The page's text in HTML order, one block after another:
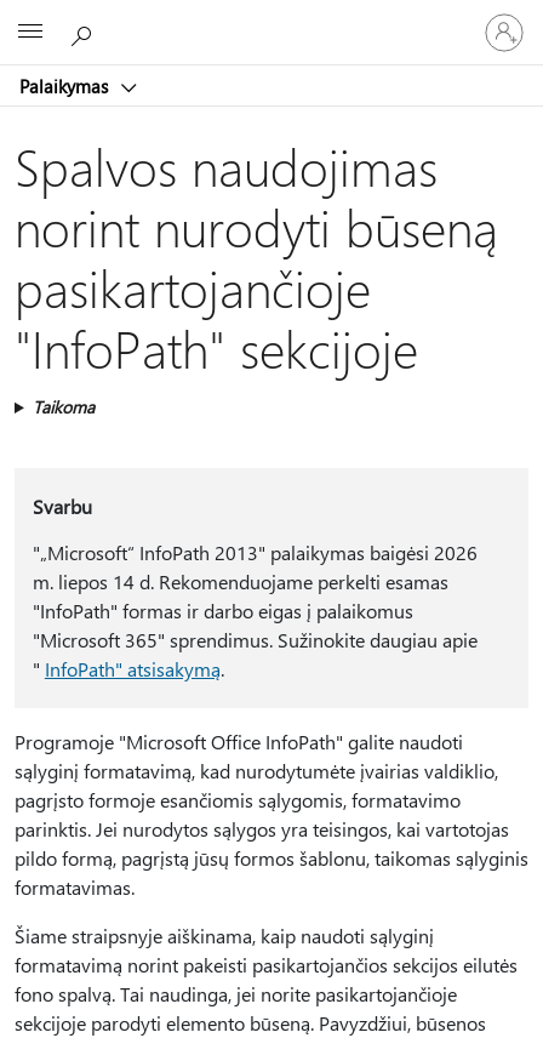
Palaikymas
prie
paskyros
Spalvos naudojimas
norint nurodyti būseną
pasikartojančioje
"InfoPath" sekcijoje
Taikoma
Svarbu
"„Microsoft“ InfoPath 2013" palaikymas baigėsi 2026
m. liepos 14 d. Rekomenduojame perkelti esamas
"InfoPath" formas ir darbo eigas į palaikomus
"Microsoft 365" sprendimus. Sužinokite daugiau apie
" InfoPath" atsisakymą.
Programoje "Microsoft Office InfoPath" galite naudoti
sąlyginį formatavimą, kad nurodytumėte įvairias valdiklio,
pagrįsto formoje esančiomis sąlygomis, formatavimo
parinktis. Jei nurodytos sąlygos yra teisingos, kai vartotojas
pildo formą, pagrįstą jūsų formos šablonu, taikomas sąlyginis
formatavimas.
Šiame straipsnyje aiškinama, kaip naudoti sąlyginį
formatavimą norint pakeisti pasikartojančios sekcijos eilutės
fono spalvą. Tai naudinga, jei norite pasikartojančioje
sekcijoje parodyti elemento būseną. Pavyzdžiui, būsenos